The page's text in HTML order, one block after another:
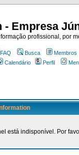
- Empresa
profissional, por
FAQ Busca Membros
Calendário
Perfil
está indisponível. Por